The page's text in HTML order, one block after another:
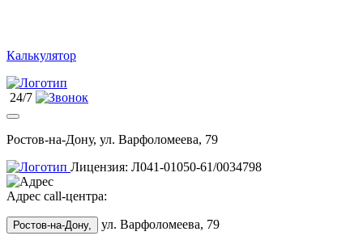
Калькулятор
24/7
Ростов-на-Дону, ул. Варфоломеева, 79
Лицензия: Л041-01050-61/0034798
Адрес call-центра:
Ростов-на-Дону, ул. Варфоломеева, 79